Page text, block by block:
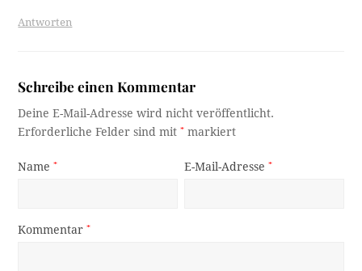
Antworten
Schreibe einen Kommentar
Deine E-Mail-Adresse wird nicht veröffentlicht.
Erforderliche Felder sind mit* markiert
Name* E-Mail-Adresse*
Kommentar*